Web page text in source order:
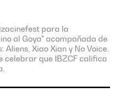
para la
al Goya" acompañada de
Xiao Xian y No Voice.
celebrar que IBZCF califica